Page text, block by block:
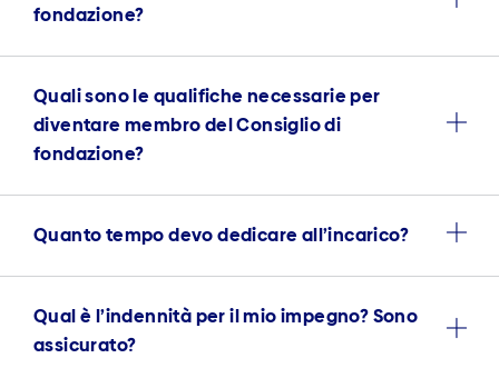
fondazione?
Quali sono le qualifiche necessarie per
diventare membro del Consiglio di
fondazione?
Quanto tempo devo dedicare all’incarico?
Qual è l’indennità per il mio impegno? Sono
assicurato?